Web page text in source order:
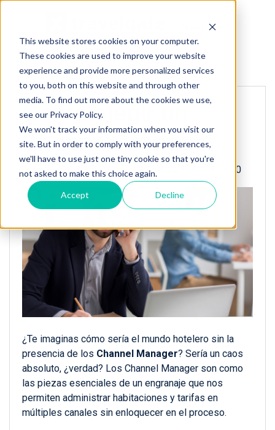
This website stores cookies on your computer.
These cookies are used to improve your website
experience and provide more personalized services
to you, both on this website and through other
media. To find out more about the cookies we use,
see our Privacy Policy.
We won't track your information when you visit our
site. But in order to comply with your preferences,
we'll have to use just one tiny cookie so that you're
not asked to make this choice again.
Accept Decline
« Back to homepage
Cómo elegir un
Channel Manager
Posted by Vero 10-ago-2023 12:12:50
¿Te imaginas cómo sería el mundo hotelero sin la
presencia de los Channel Manager? Sería un caos
absoluto, ¿verdad? Los Channel Manager son como
las piezas esenciales de un engranaje que nos
permiten administrar habitaciones y tarifas en
múltiples canales sin enloquecer en el proceso.